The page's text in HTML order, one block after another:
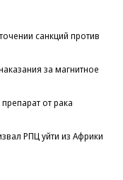
санкций против
за магнитное
от рака
РПЦ уйти из Африки